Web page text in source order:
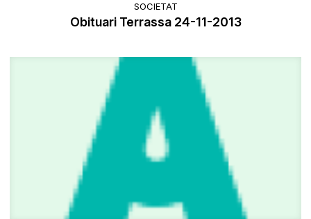
SOCIETAT
Obituari Terrassa 24-11-2013